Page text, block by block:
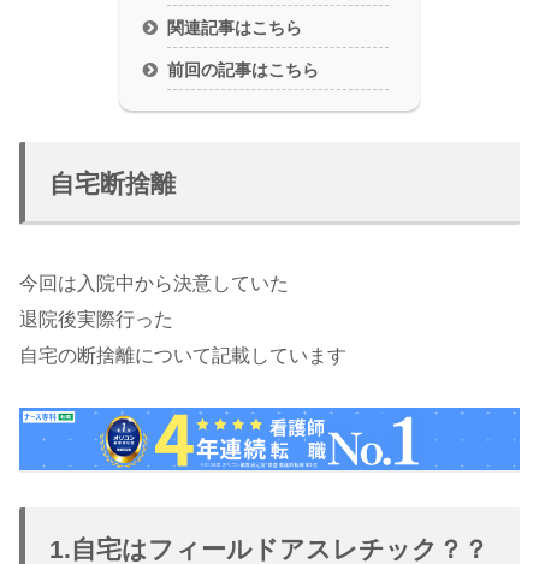
関連記事はこちら
前回の記事はこちら
自宅断捨離
今回は入院中から決意していた
退院後実際行った
自宅の断捨離について記載しています
1.自宅はフィールドアスレチック？？